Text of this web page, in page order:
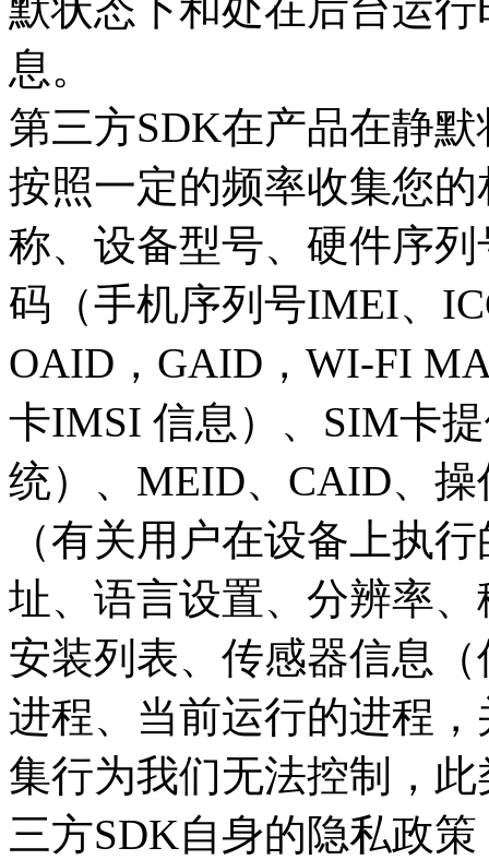
息。
第三方SDK在产品在静
按照一定的频率收集您
称、设备型号、硬件序
码（手机序列号IMEI、
OAID，GAID，WI-FI
卡IMSI 信息）、SIM卡
统）、MEID、CAID、
（有关用户在设备上执
址、语言设置、分辨率
安装列表、传感器信息
进程、当前运行的进程
集行为我们无法控制，
三方SDK自身的隐私政